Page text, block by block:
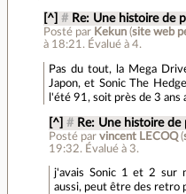
[^] # Re: Une histoire de
Posté par Kekun(site web
à 18:21 . Évalué à 4.
Pas du tout, la Mega
Japon, et Sonic The
l'été 91, soit près de 3 ans
[^] # Re: Une histoire
Posté parvincent LECOQ(
19:32. Évalué à 3.
j'avais Sonic 1 et 2 sur
aussi, peut être des retro